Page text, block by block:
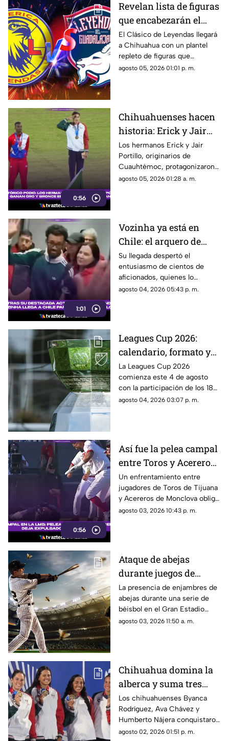
Revelan lista de figuras
que encabezarán el
Clásico de Leyendas
entre América y Chivas
en Chihuahua
El Clásico de Leyendas llegará
a Chihuahua con un plantel
repleto de figuras que
marcaron una época en la Liga
agosto 05, 2026 01:01 p. m.
0:56
Chihuahuenses hacen
historia: Erick y Jair
Portillo conquistan el
salto de altura en Santo
Domingo 2026
Los hermanos Erick y Jair
Portillo, originarios de
Cuauhtémoc, protagonizaron
una jornada histórica para el
agosto 05, 2026 01:28 a. m.
1:01
Vozinha ya está en
Chile: el arquero de
Cabo Verde se acerca a
convertirse en refuerzo
de Colo Colo
Su llegada despertó el
entusiasmo de cientos de
aficionados, quienes lo
recibieron con cánticos y
agosto 04, 2026 05:43 p. m.
Leagues Cup 2026:
calendario, formato y
todo lo que debes saber
del torneo entre Liga
MX y MLS
La Leagues Cup 2026
comienza este 4 de agosto
con la participación de los 18
clubes de la Liga MX y los 18
agosto 04, 2026 03:07 p. m.
0:56
Así fue la pelea campal
entre Toros y Acereros
de la LMB; hay
expulsados y un
jugador hospitalizado
Un enfrentamiento entre
jugadores de Toros de Tijuana
y Acereros de Monclova obligó
a suspender temporalmente el
agosto 03, 2026 10:43 p. m.
Ataque de abejas
durante juegos de
béisbol en Parral deja
19 aficionados heridos |
VIDEO
La presencia de enjambres de
abejas durante una serie de
béisbol en el Gran Estadio
Parral provocó la atención de
agosto 03, 2026 11:50 a. m.
Chihuahua domina la
alberca y suma tres
oros en Santo Domingo
2026
Los chihuahuenses Byanca
Rodríguez, Ava Chávez y
Humberto Nájera conquistaron
tres medallas de oro en la
agosto 02, 2026 01:51 p. m.